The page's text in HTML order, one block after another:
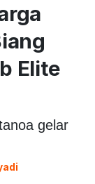
Elite
gelar